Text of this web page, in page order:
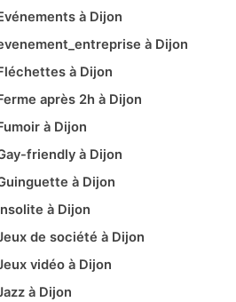
à Dijon
à Dijon
à Dijon
après 2h à Dijon
à Dijon
friendly à Dijon
à Dijon
à Dijon
de société à Dijon
vidéo à Dijon
à Dijon